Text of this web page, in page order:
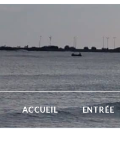
Skip
ACCUEIL ENTRÉE